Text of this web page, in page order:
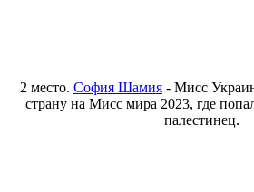
2 место. София Шамия - Мисс
страну на Мисс мира 2023, где
палестинец.